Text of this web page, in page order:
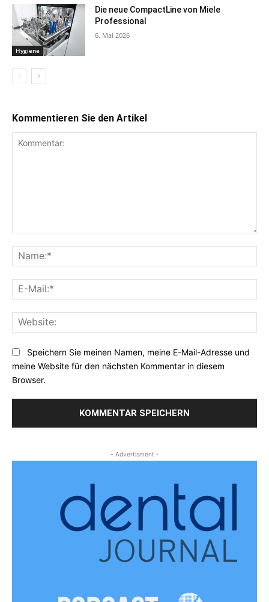
Hygiene
Die neue CompactLine von Miele
Professional
6. Mai 2026
Kommentieren Sie den Artikel
Speichern Sie meinen Namen, meine E-Mail-Adresse und
meine Website für den nächsten Kommentar in diesem
Browser.
- Advertisment -